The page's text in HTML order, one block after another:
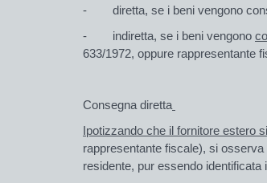
- diretta, se i beni vengono
- indiretta, se i beni vengono
633/1972, oppure rappresentante
Consegna diretta
Ipotizzando che il fornitore estero
rappresentante fiscale), si
residente, pur essendo identificata